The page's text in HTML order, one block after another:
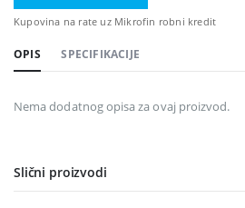
Kupovina na rate uz Mikrofin robni kredit
OPIS SPECIFIKACIJE
Nema dodatnog opisa za ovaj proizvod.
Slični proizvodi